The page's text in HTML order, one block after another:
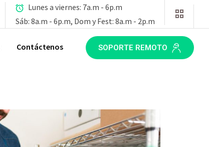
Lunes a viernes: 7a.m - 6p.m
Sáb: 8a.m - 6p.m, Dom y Fest: 8a.m - 2p.m
Contáctenos SOPORTE REMOTO